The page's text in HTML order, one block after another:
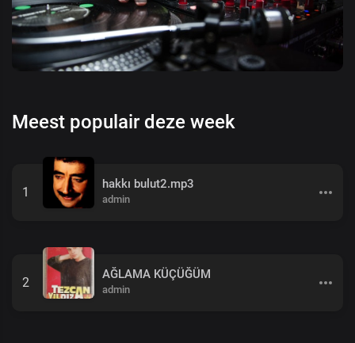
Meest populair deze week
1
hakkı bulut2.mp3
admin
2
AĞLAMA KÜÇÜĞÜM
admin